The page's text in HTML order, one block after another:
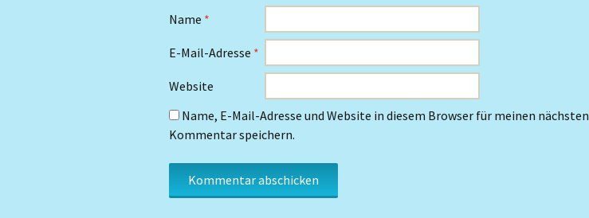
Name *
E-Mail-Adresse *
Website
Name, E-Mail-Adresse und Website in diesem Browser für meinen nächsten
Kommentar speichern.